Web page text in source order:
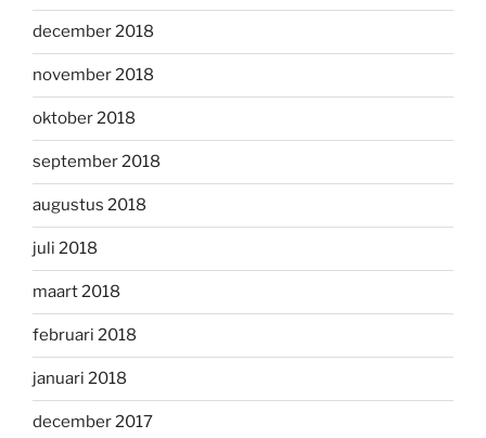
december 2018
november 2018
oktober 2018
september 2018
augustus 2018
juli 2018
maart 2018
februari 2018
januari 2018
december 2017